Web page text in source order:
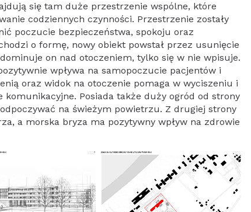
się tam duże przestrzenie wspólne, które
codziennych czynności. Przestrzenie zostały
poczucie bezpieczeństwa, spokoju oraz
o formę, nowy obiekt powstał przez usunięcie
on nad otoczeniem, tylko się w nie wpisuje.
wpływa na samopoczucie pacjentów i
oraz widok na otoczenie pomaga w wyciszeniu i
komunikacyjne. Posiada także duży ogród od strony
na świeżym powietrzu. Z drugiej strony
a morska bryza ma pozytywny wpływ na zdrowie